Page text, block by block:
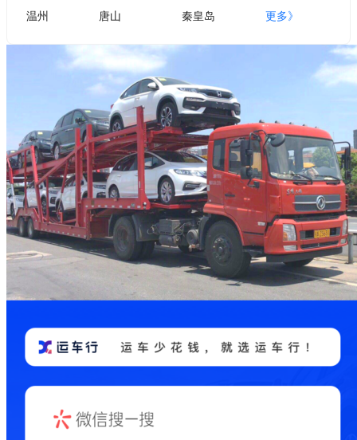
温州
唐山 秦皇岛 更多》